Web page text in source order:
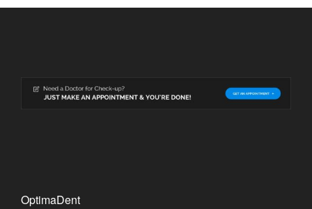
OptimaDent